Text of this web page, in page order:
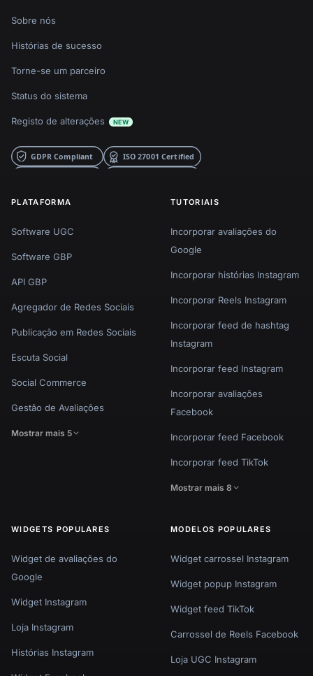
Sobre nós
Histórias de sucesso
Torne-se um parceiro
Status do sistema
Registo de alterações NEW
PLATAFORMA
Software UGC
Software GBP
API GBP
Agregador de Redes Sociais
Publicação em Redes Sociais
Escuta Social
Social Commerce
Gestão de Avaliações
Mostrar mais 5
TUTORIAIS
Incorporar avaliações do
Google
Incorporar histórias Instagram
Incorporar Reels Instagram
Incorporar feed de hashtag
Instagram
Incorporar feed Instagram
Incorporar avaliações
Facebook
Incorporar feed Facebook
Incorporar feed TikTok
Mostrar mais 8
WIDGETS POPULARES
Widget de avaliações do
Google
Widget Instagram
Loja Instagram
Histórias Instagram
MODELOS POPULARES
Widget carrossel Instagram
Widget popup Instagram
Widget feed TikTok
Carrossel de Reels Facebook
Loja UGC Instagram